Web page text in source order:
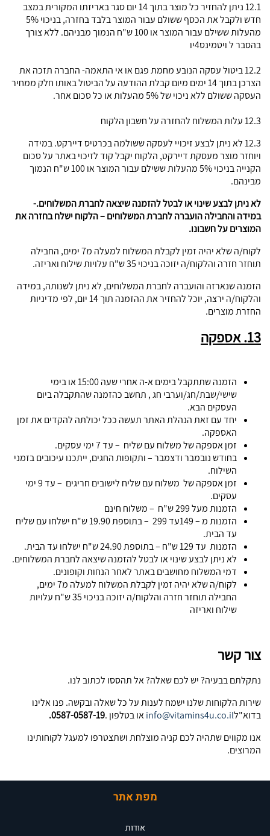
12.1 ניתן להחזיר כל מוצר בתוך 14 יום סגר באריזתו המקורית במצב
חדש ולקבל את הכסף ששולם עבור המוצר בלבד בחזרה, בניכוי 5%
מהעלות ששילם עבור המוצר או 100 ש"ח הנמוך מבניהם. ללא צורך
בהסבר ל ויטמינס4יו
12.2 ביטול עסקה הנובע מחמת פגם או אי התאמה- החברה תזכה את
הצרכן בתוך 14 ימים מיום קבלת ההודעה על הביטול באותו חלק ממחיר
העסקה ששולם ללא ניכוי של 5% מהעלות או כל סכום אחר.
12.3 עלות המשלוח להחזרה על חשבון הלקוח
12.3 לא ניתן לבצע זיכויי לעסקה ששולמה בכרטיס דיירקט. במידה
ויוחזר מוצר מעסקת דיירקט, הלקוח יקבל קוד לזיכוי באתר על סכום
הקנייה בניכוי 5% מהעלות ששילם עבור המוצר או 100 ש"ח הנמוך
מבינהם.
לא ניתן לבצע שינוי או לבטל להזמנה שיצאה לחברת המשלוחים.-
במידה והחבילה הועברה לחברת המשלוחים – הלקוח ישלח בחזרה את
המוצרים על חשבונו.
לקוח/ה שלא יהיה זמין לקבלת המשלוח למעלה מ7 ימים, החבילה
תוחזר חזרה והלקוח/ה יזוכה בניכוי 35 ש"ח עלויות שילוח ואריזה.
הזמנה שנארזה והועברה לחברת המשלוחים, לא ניתן לשנותה, במידה
והלקוח/ה ירצה, יוכל להחזיר את ההזמנה תוך 14 יום, לפי מדיניות
החזרת מוצרים.
13. אספקה
הזמנה שתתקבל בימים א-ה אחרי שעה 15:00 או בימי
שישי/שבת/חג/וערבי חג , תחשב כהזמנה שהתקבלה ביום
העסקים הבא.
יחד עם זאת הנהלת האתר תעשה ככל יכולתה להקדים את זמן
האספקה.
זמן אספקה של משלוח עם שליח – עד 7 ימי עסקים.
בחודש נובמבר ודצמבר – ותקופות החגים, ייתכנו עיכובים בזמני
השילוח.
זמן אספקה של משלוח עם שליח לישובים חריגים – עד 9 ימי
עסקים.
הזמנות מעל 299 ש"ח – משלוח חינם
הזמנות מ – 149עד 299 – בתוספת 19.90 ש"ח ישלחו עם שליח
עד הבית.
הזמנות עד 129 ש"ח – בתוספת 24.90 ש"ח ישלחו עד הבית.
לא ניתן לבצע שינוי או לבטל להזמנה שיצאה לחברת המשלוחים.
דמי המשלוח מחושבים באתר לאחר הנחות וקופונים.
לקוח/ה שלא יהיה זמין לקבלת המשלוח למעלה מ7 ימים,
החבילה תוחזר חזרה והלקוח/ה יזוכה בניכוי 35 ש"ח עלויות
שילוח ואריזה
צור קשר
נתקלתם בבעיה? יש לכם שאלה? אל תהססו לכתוב לנו.
שירות הלקוחות שלנו ישמח לענות על כל שאלה ובקשה. פנו אלינו
בדוא"לinfo@vitamins4u.co.ilאו בטלפון .0587-0587-19.
אנו מקווים שתהיה לכם קניה מוצלחת ושתצטרפו למעגל לקוחותינו
המרוצים.
מפת אתר
אודות